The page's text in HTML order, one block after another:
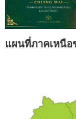
แผนที่ภาคเหนือ